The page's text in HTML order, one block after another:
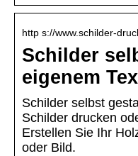
http s://www.schilder-
Schilder
eigenem
Schilder selbst
Schilder drucken
Erstellen Sie Ihr
oder Bild.